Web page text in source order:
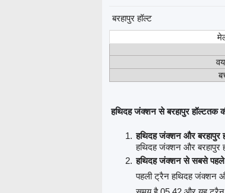
बरहापुर हॉल्ट
हथिदह जंक्शन से बरहापुर हॉल्टतक
हथिदह जंक्शन और बरहापुर
हथिदह जंक्शन और बरहापुर
हथिदह जंक्शन से सबसे
पहली ट्रैन हथिदह जंक्शन